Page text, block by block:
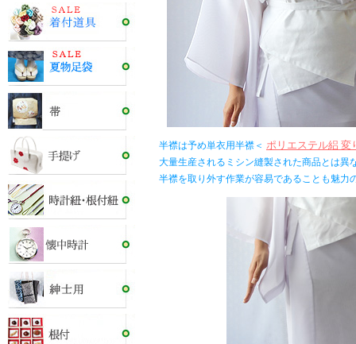
半襟は予め単衣用半襟＜ ポリエステル絽 変
大量生産されるミシン縫製された商品とは異
半襟を取り外す作業が容易であることも魅力